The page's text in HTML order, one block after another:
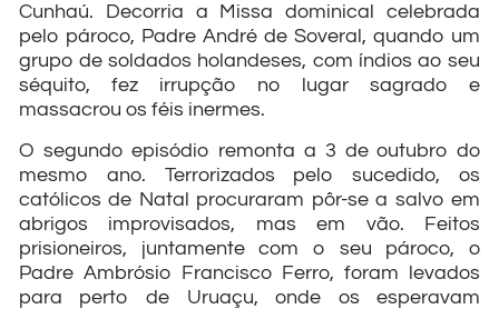
Cunhaú. Decorria a Missa dominical celebrada
pelo pároco, Padre André de Soveral, quando um
grupo de soldados holandeses, com índios ao seu
séquito, fez irrupção no lugar sagrado e
massacrou os féis inermes.
O segundo episódio remonta a 3 de outubro do
mesmo ano. Terrorizados pelo sucedido, os
católicos de Natal procuraram pôr-se a salvo em
abrigos improvisados, mas em vão. Feitos
prisioneiros, juntamente com o seu pároco, o
Padre Ambrósio Francisco Ferro, foram levados
para perto de Uruaçu, onde os esperavam